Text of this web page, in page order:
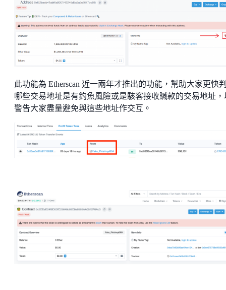
此功能為 Etherscan 近一兩年才推出的功能，幫助大家更快
哪些交易地址是有釣魚風險或是駭客接收贓款的交易地址，
警告大家盡量避免與這些地址作交互。